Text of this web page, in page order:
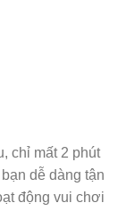
chỉ mất 2 phút
dễ dàng tận
động vui chơi